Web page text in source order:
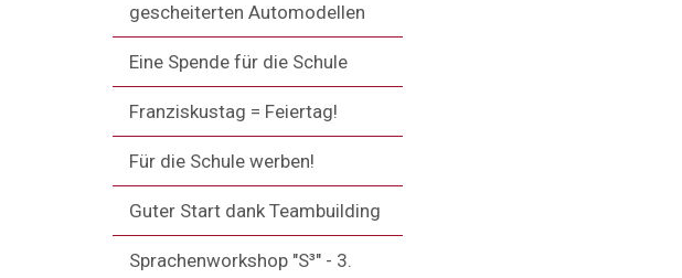
gescheiterten Automodellen
Eine Spende für die Schule
Franziskustag = Feiertag!
Für die Schule werben!
Guter Start dank Teambuilding
Sprachenworkshop "S³" - 3.